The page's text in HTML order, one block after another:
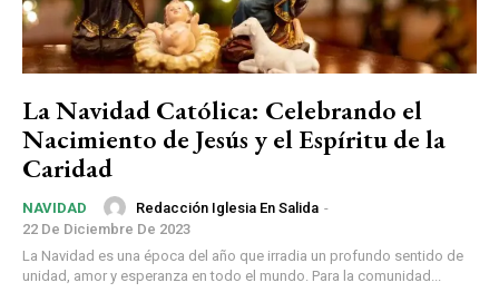
La Navidad Católica: Celebrando el
Nacimiento de Jesús y el Espíritu de la
Caridad
NAVIDAD Redacción Iglesia En Salida -
22 De Diciembre De 2023
La Navidad es una época del año que irradia un profundo sentido de
unidad, amor y esperanza en todo el mundo. Para la comunidad...